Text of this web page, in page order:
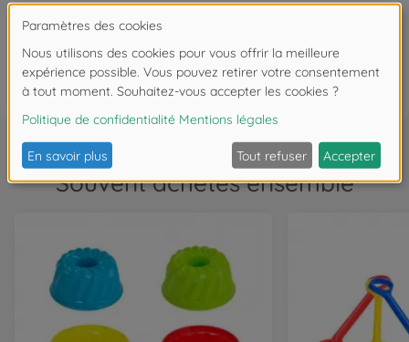
FAQ
Souvent achetés ensemble